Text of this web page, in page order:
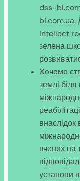
dss-
bi.com.ua.
Intellect
зелена
Хочемо
землі біля
внаслідок
вчених на
установи